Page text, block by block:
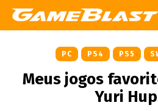
PC PS4 PS5
Meus jogos
Yuri